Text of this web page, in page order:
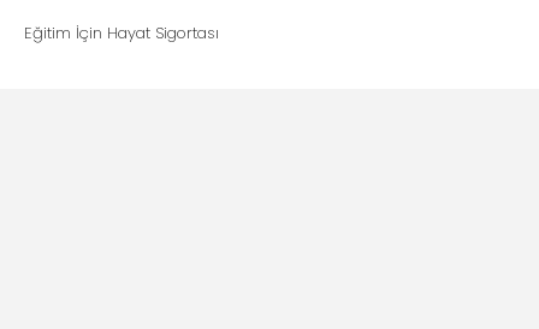
Eğitim İçin Hayat Sigortası